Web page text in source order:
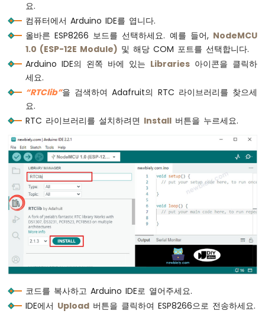
ESP8266
-
저
기
레
이
ESP8266
-
가
변
저
항
기
피
에
부
저
ESP8266
-
가
void loop () {
DateTime
now = rtc.now ();
Serial .print("Date & Time: ");
Serial. print(now.year(), DEC);
Serial.print (now.month(), DEC);
Serial.print(now.day(), DEC );
Serial
Serial.print (
Serial.print .hour(),
Serial.print(':'
Serial. minute (),
Serial
Serial.println . second
delay(1000);
// 1초 지연
요.
컴퓨터에서 Arduino IDE를 엽니다.
올바른 ESP8266 보드를 선택하세요. 예를 들어, NodeMCU
1.0 (ESP-12E Module) 및 해당 COM 포트를 선택합니다.
Arduino IDE의 왼쪽 바에 있는 Libraries아이콘을 클릭하
세요.
“RTClib”을 검색하여 Adafruit의 RTC 라이브러리를 찾으세
요.
RTC 라이브러리를 설치하려면 Install 버튼을 누르세요.
코드를 복사하고 Arduino IDE로 열어주세요.
IDE에서 Upload 버튼을 클릭하여 ESP8266으로 전송하세요.